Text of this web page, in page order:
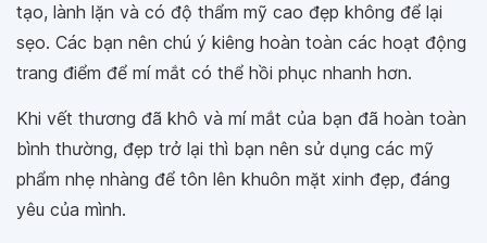
tạo, lành lặn và có độ thẩm mỹ cao đẹp không để lại
sẹo. Các bạn nên chú ý kiêng hoàn toàn các hoạt động
trang điểm để mí mắt có thể hồi phục nhanh hơn.
Khi vết thương đã khô và mí mắt của bạn đã hoàn toàn
bình thường, đẹp trở lại thì bạn nên sử dụng các mỹ
phẩm nhẹ nhàng để tôn lên khuôn mặt xinh đẹp, đáng
yêu của mình.